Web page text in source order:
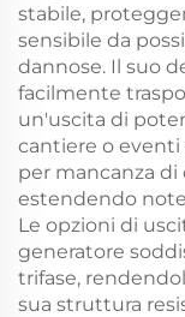
stabile,
sensibile da
dannose. Il suo
facilmente
un'uscita di
cantiere o eventi
per mancanza
estendendo
Le opzioni di
generatore
trifase,
sua struttura